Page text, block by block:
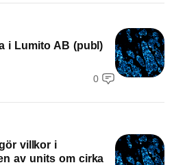
i Lumito AB (publ)
0
villkor i
av units om cirka